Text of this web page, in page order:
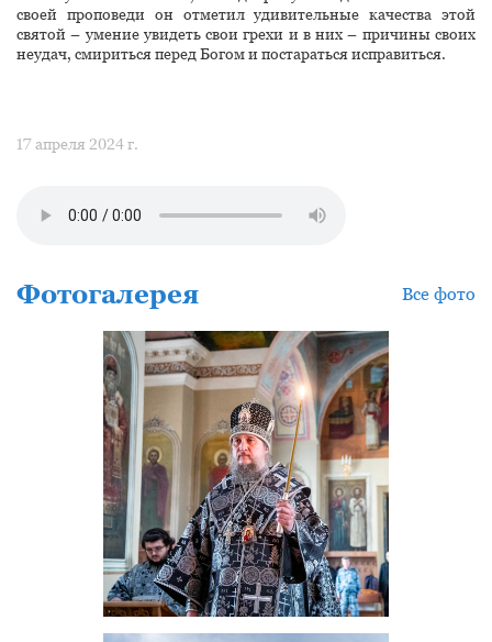
своей проповеди он отметил удивительные качества этой
святой – умение увидеть свои грехи и в них – причины своих
неудач, смириться перед Богом и постараться исправиться.
17 апреля 2024 г.
Фотогалерея Все фото